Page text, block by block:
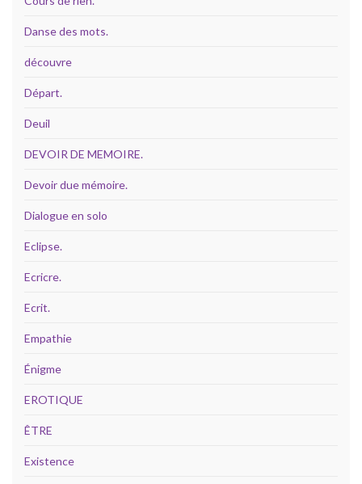
Danse des mots.
découvre
Départ.
Deuil
DEVOIR DE MEMOIRE.
Devoir due mémoire.
Dialogue en solo
Eclipse.
Ecricre.
Ecrit.
Empathie
Énigme
EROTIQUE
ÊTRE
Existence